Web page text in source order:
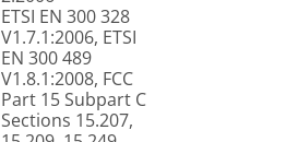
ETSI EN 300 328
V1.7.1:2006, ETSI
EN 300 489
V1.8.1:2008, FCC
Part 15 Subpart C
Sections 15.207,